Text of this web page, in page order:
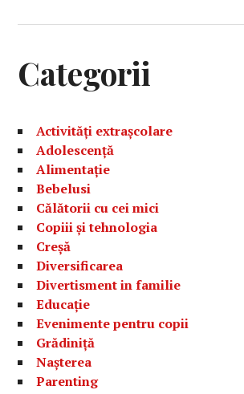
Categorii
Activități extrașcolare
Adolescență
Alimentație
Bebelusi
Călătorii cu cei mici
Copiii și tehnologia
Creșă
Diversificarea
Divertisment in familie
Educație
Evenimente pentru copii
Grădiniță
Nașterea
Parenting